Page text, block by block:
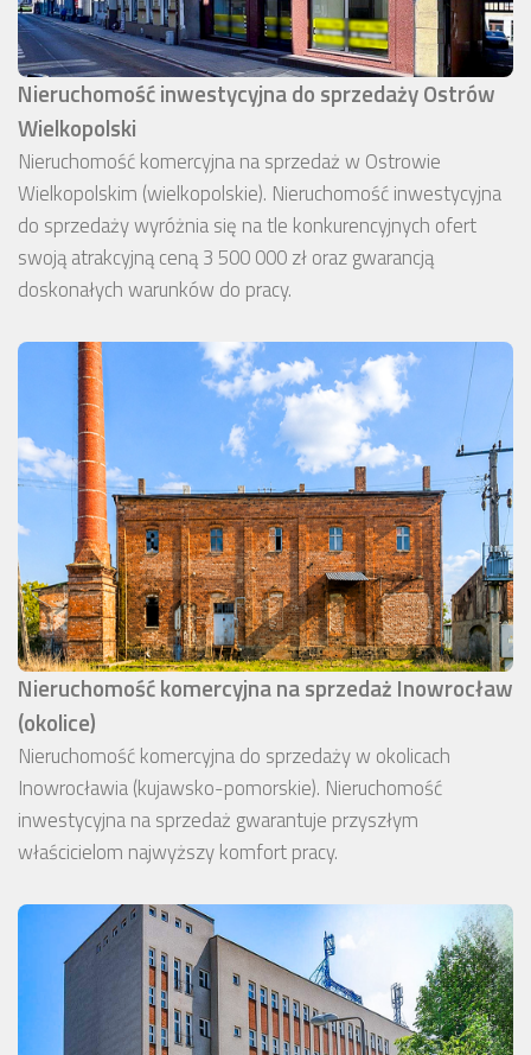
Nieruchomość inwestycyjna do sprzedaży Ostrów
Wielkopolski
Nieruchomość komercyjna na sprzedaż w Ostrowie
Wielkopolskim (wielkopolskie). Nieruchomość inwestycyjna
do sprzedaży wyróżnia się na tle konkurencyjnych ofert
swoją atrakcyjną ceną 3 500 000 zł oraz gwarancją
doskonałych warunków do pracy.
Nieruchomość komercyjna na sprzedaż Inowrocław
(okolice)
Nieruchomość komercyjna do sprzedaży w okolicach
Inowrocławia (kujawsko-pomorskie). Nieruchomość
inwestycyjna na sprzedaż gwarantuje przyszłym
właścicielom najwyższy komfort pracy.